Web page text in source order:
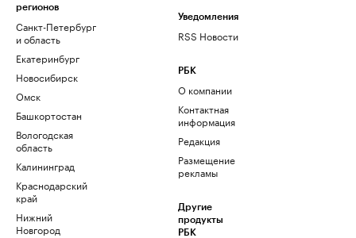
регионов
Санкт-Петербург
и область
Екатеринбург
Новосибирск
Омск
Башкортостан
Вологодская
область
Калининград
Краснодарский
край
Нижний
Новгород
Уведомления
RSS Новости
РБК
О компании
Контактная
информация
Редакция
Размещение
рекламы
Другие
продукты
РБК